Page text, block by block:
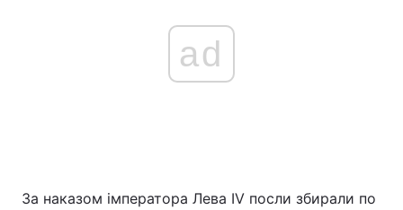
ad
За наказом імператора Лева IV посли збирали по